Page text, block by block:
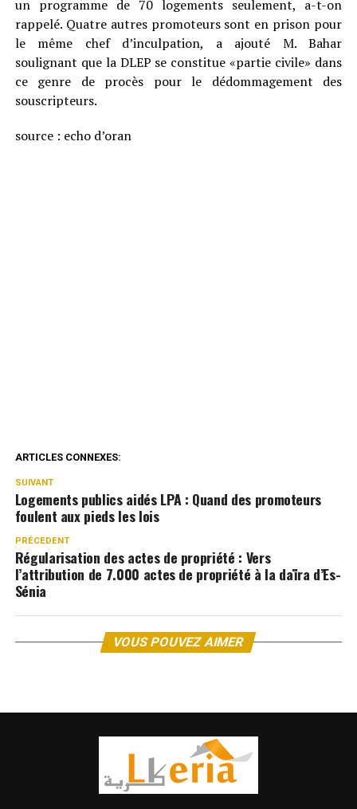
un programme de 70 logements seulement, a-t-on
rappelé. Quatre autres promoteurs sont en prison pour
le même chef d’inculpation, a ajouté M. Bahar
soulignant que la DLEP se constitue «partie civile» dans
ce genre de procès pour le dédommagement des
souscripteurs.
source : echo d’oran
ARTICLES CONNEXES:
SUIVANT
Logements publics aidés LPA : Quand des promoteurs
foulent aux pieds les lois
PRÉCEDENT
Régularisation des actes de propriété : Vers
l’attribution de 7.000 actes de propriété à la daïra d’Es-
Sénia
VOUS POUVEZ AIMER